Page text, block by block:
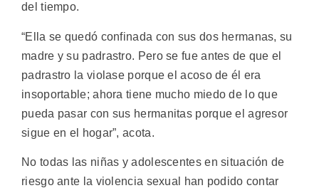
del tiempo.
“Ella se quedó confinada con sus dos hermanas, su
madre y su padrastro. Pero se fue antes de que el
padrastro la violase porque el acoso de él era
insoportable; ahora tiene mucho miedo de lo que
pueda pasar con sus hermanitas porque el agresor
sigue en el hogar”, acota.
No todas las niñas y adolescentes en situación de
riesgo ante la violencia sexual han podido contar